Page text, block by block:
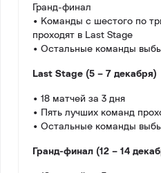
Гранд-финал
• Команды с шестого по
проходят в Last Stage
• Остальные команды
Last Stage (5 – 7 декабря)
• 18 матчей за 3 дня
• Пять лучших команд
• Остальные команды
Гранд-финал (12 – 14